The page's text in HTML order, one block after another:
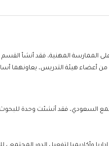
على الممارسة المهنية، فقد أنشأ
أعضاء هيئة التدريس، يعاونهما